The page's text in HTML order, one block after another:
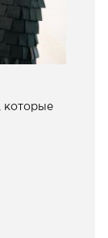
которые